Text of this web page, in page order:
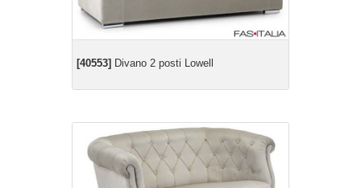
[40553] Divano 2 posti Lowell